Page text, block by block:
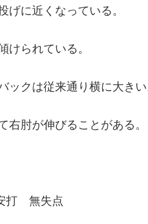
げに近くなっている。
けられている。
ックは従来通り横に大きい
右肘が伸びることがある。
無失点